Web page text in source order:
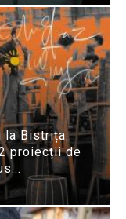
la Bistrița:
proiecții de